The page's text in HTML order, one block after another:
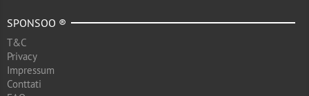
SPONSOO ®
T&C
Privacy
Impressum
Conttati